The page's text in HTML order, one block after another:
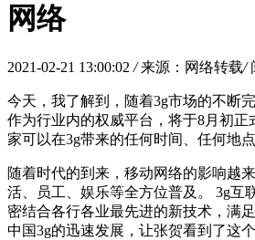
网络
2021-02-21 13:00:02/ 来源：网络转载/
今天，我了解到，随着3g市场的不断
作为行业内的权威平台，将于8月初正
家可以在3g带来的任何时间、任何地点
随着时代的到来，移动网络的影响越
活、员工、娱乐等全方位普及。 3g互
密结合各行各业最先进的新技术，满
中国3g的迅速发展，让张贺看到了这